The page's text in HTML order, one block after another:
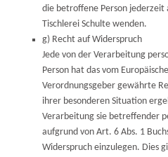
die betroffene Person
Tischlerei Schulte wenden.
g) Recht auf Widerspruch
Jede von der Verarbeitung
Person hat das vom
Verordnungsgeber gewährte
ihrer besonderen Situation
Verarbeitung sie betreffender
aufgrund von Art. 6 Abs. 1
Widerspruch einzulegen. Dies